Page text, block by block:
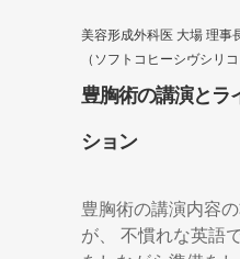
美容形成外科医 大場 理事
（ソフトコヒーシヴシリコ
豊胸術の講演とラ
ション
豊胸術の講演内容
が、 不慣れな英語